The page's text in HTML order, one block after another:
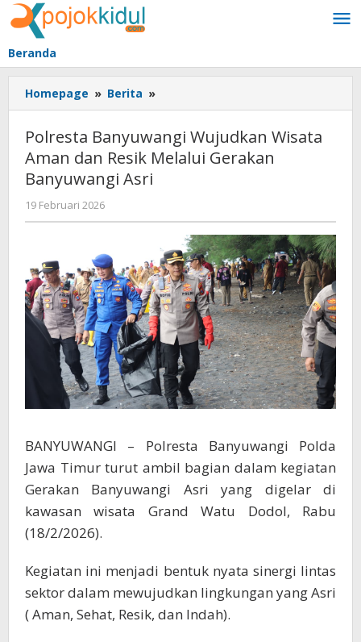
Lewati
ke
konten
Beranda
Homepage » Berita »
Banyuwangi
Wisata
Aman
Gerakan
Banyuwangi
Asri
Polresta Banyuwangi Wujudkan Wisata
Aman dan Resik Melalui Gerakan
Banyuwangi Asri
19 Februari 2026
BangAdmin
BANYUWANGI – Polresta Banyuwangi Polda
Jawa Timur turut ambil bagian dalam kegiatan
Gerakan Banyuwangi Asri yang digelar di
kawasan wisata Grand Watu Dodol, Rabu
(18/2/2026).
Kegiatan ini menjadi bentuk nyata sinergi lintas
sektor dalam mewujudkan lingkungan yang Asri
( Aman, Sehat, Resik, dan Indah).